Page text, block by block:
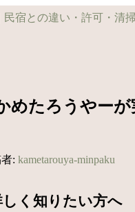
めたろうやー
: kametarouya-minpaku
く知りたい方へ